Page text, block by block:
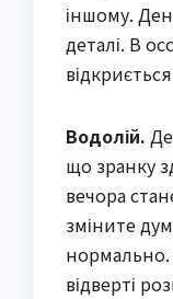
іншому.
деталі. В
Водолій.
що зранку
вечора
зміните
нормально.
відверті